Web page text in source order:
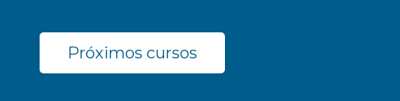
Próximos cursos